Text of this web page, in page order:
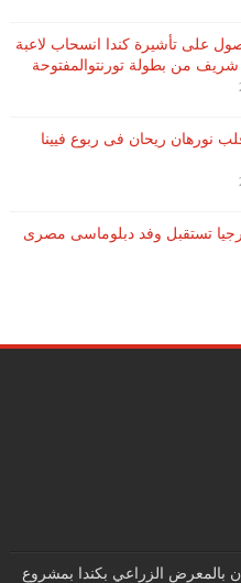
على تأشيرة كندا انسحاب لاعبة
شريف​ من بطولة ​تورنتو​المفتوحة
نورهان ريحان فى ربوع فيينا
تستقبل وفد دبلوماسى مصرى
بالمعرض الزراعي بكندا بمشروع